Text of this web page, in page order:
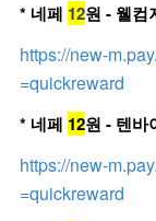
* 네페 12원 - 웰컴
https://new-
=quickreward
* 네페 12원 - 텐바
https://new-
=quickreward